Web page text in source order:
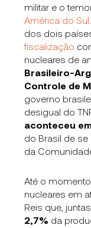
militar e o
América do Sul
dos dois
fiscalização
nucleares de
Brasileiro-
Controle de
governo
desigual do
aconteceu
do Brasil de
da
Até o
nucleares em
Reis que,
2,7% da